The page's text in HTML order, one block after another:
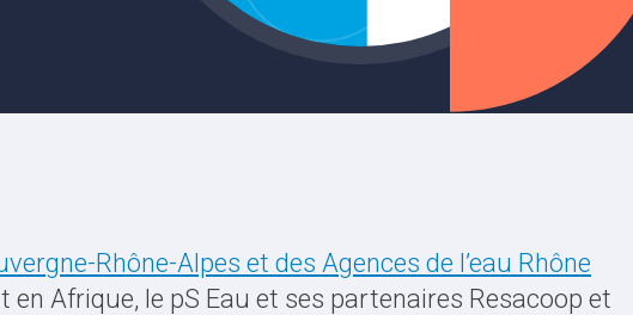
Rhône-Alpes et des Agences de l’eau Rhône
en Afrique, le pS Eau et ses partenaires Resacoop et